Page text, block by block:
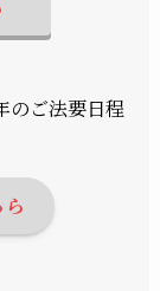
のご法要日程
ら